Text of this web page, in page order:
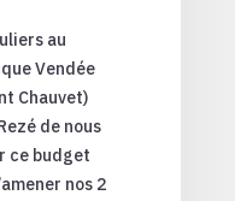
au
Vendée
Chauvet)
de nous
ce budget
nos 2